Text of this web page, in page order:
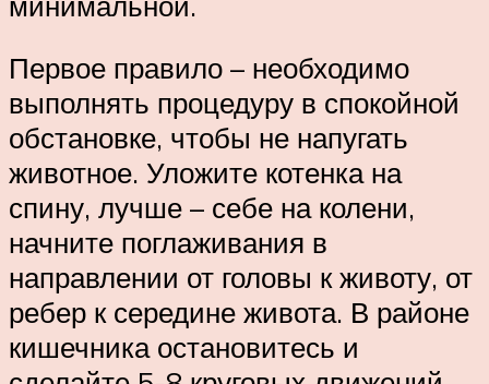
Первое правило – необходимо
выполнять процедуру в спокойной
обстановке, чтобы не напугать
животное. Уложите котенка на
спину, лучше – себе на колени,
начните поглаживания в
направлении от головы к животу, от
ребер к середине живота. В районе
кишечника остановитесь и